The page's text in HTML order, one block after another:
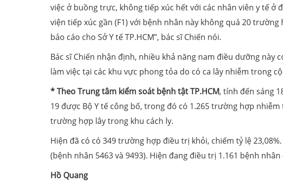
việc ở buồng trực, không tiếp xúc hết với các nhân viên y tế ở
viện tiếp xúc gần (F1) với bệnh nhân này không quá 20
báo cáo cho Sở Y tế TP.HCM”, bác sĩ Chiến nói.
Bác sĩ Chiến nhận định, nhiều khả năng nam điều dưỡng này
làm việc tại các khu vực phong tỏa do có ca lây nhiễm trong
* Theo Trung tâm kiểm soát bệnh tật TP.HCM, tính đến sáng
19 được Bộ Y tế công bố, trong đó có 1.265 trường hợp
trường hợp lây trong khu cách ly.
Hiện đã có có 349 trường hợp điều trị khỏi, chiếm tỷ lệ
(bệnh nhân 5463 và 9493). Hiện đang điều trị 1.161 bệnh
Hồ Quang